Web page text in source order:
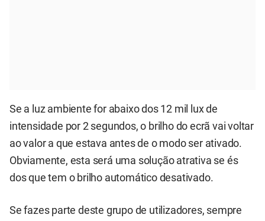
Se a luz ambiente for abaixo dos 12 mil lux de
intensidade por 2 segundos, o brilho do ecrã vai voltar
ao valor a que estava antes de o modo ser ativado.
Obviamente, esta será uma solução atrativa se és
dos que tem o brilho automático desativado.
Se fazes parte deste grupo de utilizadores, sempre